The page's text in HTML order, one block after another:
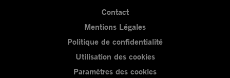
Contact
Mentions Légales
Politique de confidentialité
Utilisation des cookies
Paramètres des cookies